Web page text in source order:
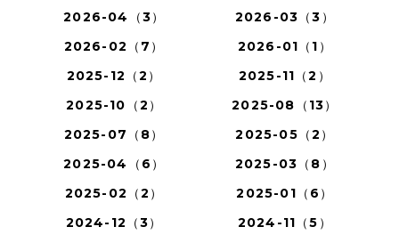
2026-04（3）
2026-03（3）
2026-02（7）
2026-01（1）
2025-12（2）
2025-11（2）
2025-10（2）
2025-08（13）
2025-07（8）
2025-05（2）
2025-04（6）
2025-03（8）
2025-02（2）
2025-01（6）
2024-12（3）
2024-11（5）